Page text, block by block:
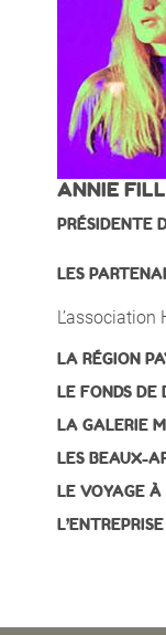
ANNIE
PRÉSIDENTE
LES
LA RÉGION
LE FONDS DE
LA GALERIE
LES BEAUX-
LE VOYAGE